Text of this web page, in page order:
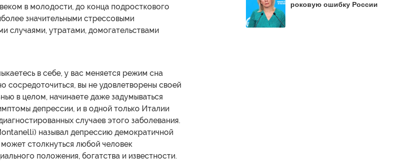
в молодости, до конца подросткового
значительными стрессовыми
случаями, утратами, домогательствами
в себе, у вас меняется режим сна
сосредоточиться, вы не удовлетворены своей
в целом, начинаете даже задумываться
депрессии, и в одной только Италии
случаев этого заболевания.
называл депрессию демократичной
столкнуться любой человек
положения, богатства и известности.
роковую ошибку России